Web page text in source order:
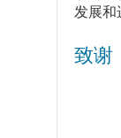
发展和
致谢